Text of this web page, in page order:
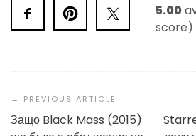
5.00
score)
Navigation
Защо Black Mass (2015)